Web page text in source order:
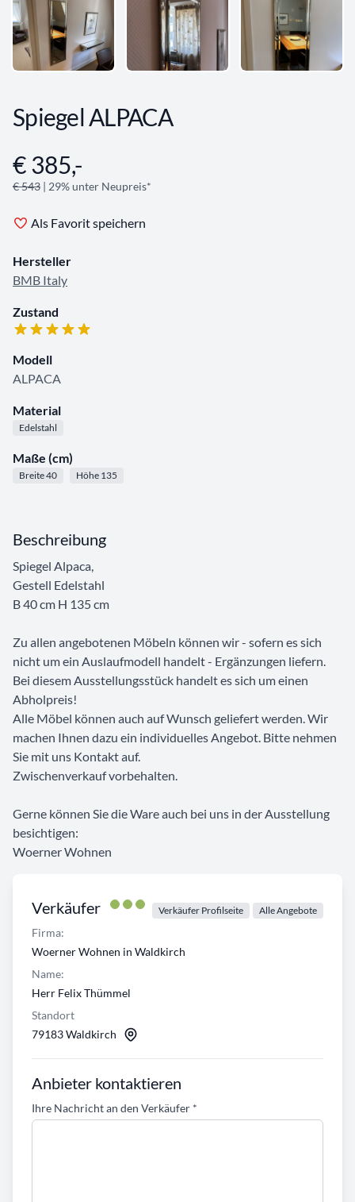
Spiegel ALPACA
Angebotsinformationen
€ 385,-
€ 543 | 29% unter Neupreis*
Als Favorit speichern
Hersteller
BMB Italy
Zustand
Modell
ALPACA
Material
Edelstahl
Maße (cm)
Breite 40 Höhe 135
Verkäufer Verkäufer Profilseite Alle Angebote
Firma:
Woerner Wohnen in Waldkirch
Name:
Herr Felix Thümmel
Standort
79183 Waldkirch
Anbieter kontaktieren
Ihre Nachricht an den Verkäufer *
Beschreibung
Spiegel Alpaca,
Gestell Edelstahl
B 40 cm H 135 cm
Zu allen angebotenen Möbeln können wir - sofern es sich
nicht um ein Auslaufmodell handelt - Ergänzungen liefern.
Bei diesem Ausstellungsstück handelt es sich um einen
Abholpreis!
Alle Möbel können auch auf Wunsch geliefert werden. Wir
machen Ihnen dazu ein individuelles Angebot. Bitte nehmen
Sie mit uns Kontakt auf.
Zwischenverkauf vorbehalten.
Gerne können Sie die Ware auch bei uns in der Ausstellung
besichtigen:
Woerner Wohnen